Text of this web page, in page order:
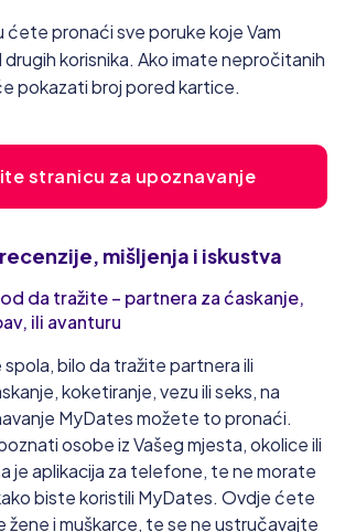
ćete pronaći sve poruke koje Vam
korisnika. Ako imate nepročitanih
pokazati broj pored kartice.
stranicu za upoznavanje
mišljenja i iskustva
da tražite – partnera za ćaskanje,
ili avanturu
bilo da tražite partnera ili
koketiranje, vezu ili seks, na
MyDates možete to pronaći.
osobe iz Vašeg mjesta, okolice ili
je aplikacija za telefone, te ne morate
biste koristili MyDates. Ovdje ćete
žene i muškarce, te se ne ustručavajte